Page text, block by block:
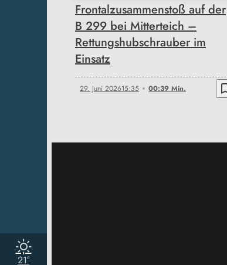
21°
Frontalzusammenstoß auf der
B 299 bei Mitterteich –
Rettungshubschrauber im
Einsatz
29. Juni 202615:35 00:39 Min.